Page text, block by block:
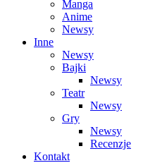
Manga
Anime
Newsy
Inne
Newsy
Bajki
Newsy
Teatr
Newsy
Gry
Newsy
Recenzje
Kontakt